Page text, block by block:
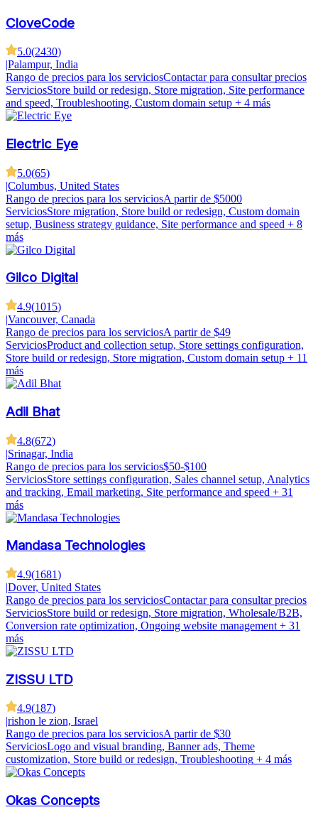
CloveCode
5.0(2430)
|Palampur, India
Rango de precios para los serviciosContactar para consultar precios
ServiciosStore build or redesign, Store migration, Site performance
and speed, Troubleshooting, Custom domain setup + 4 más
Electric Eye
5.0(65)
|Columbus, United States
Rango de precios para los serviciosA partir de $5000
ServiciosStore migration, Store build or redesign, Custom domain
setup, Business strategy guidance, Site performance and speed + 8
más
Gilco Digital
4.9(1015)
|Vancouver, Canada
Rango de precios para los serviciosA partir de $49
ServiciosProduct and collection setup, Store settings configuration,
Store build or redesign, Store migration, Custom domain setup + 11
más
Adil Bhat
4.8(672)
|Srinagar, India
Rango de precios para los servicios$50-$100
ServiciosStore settings configuration, Sales channel setup, Analytics
and tracking, Email marketing, Site performance and speed + 31
más
Mandasa Technologies
4.9(1681)
|Dover, United States
Rango de precios para los serviciosContactar para consultar precios
ServiciosStore build or redesign, Store migration, Wholesale/B2B,
Conversion rate optimization, Ongoing website management + 31
más
ZISSU LTD
4.9(187)
|rishon le zion, Israel
Rango de precios para los serviciosA partir de $30
ServiciosLogo and visual branding, Banner ads, Theme
customization, Store build or redesign, Troubleshooting + 4 más
Okas Concepts